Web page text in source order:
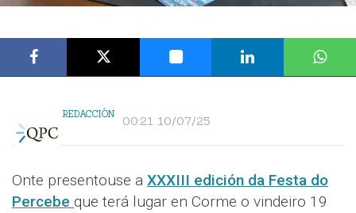
REDACCIÓN 00:21 10/07/25
Onte presentouse a XXXIII edición da Festa do
Percebe que terá lugar en Corme o vindeiro 19